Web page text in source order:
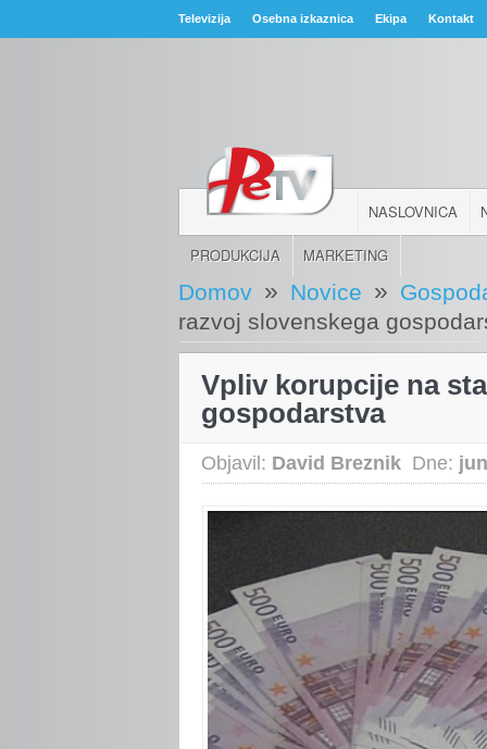
Televizija Osebna izkaznica Ekipa Kontakt
NASLOVNICA
PRODUKCIJA MARKETING
Domov » Novice »
razvoj slovenskega
Vpliv korupcije na
gospodarstva
Objavil: David Breznik Dne: